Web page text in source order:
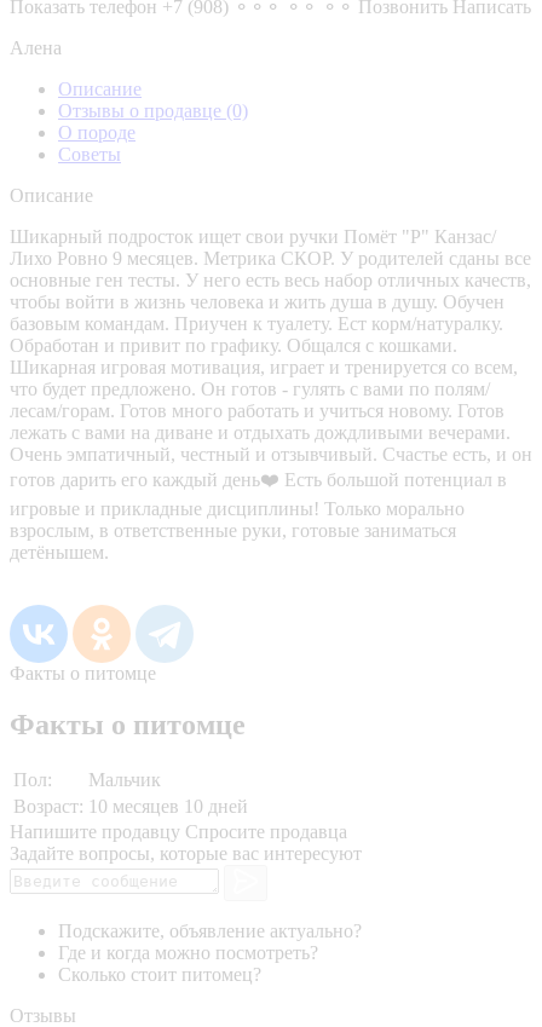
Показать телефон +7 (908) ⚬⚬⚬ ⚬⚬ ⚬⚬ Позвонить Написать
Алена
Описание
Отзывы о продавце (0)
О породе
Советы
Описание
Шикарный подросток ищет свои ручки Помёт "Р" Канзас/
Лихо Ровно 9 месяцев. Метрика СКОР. У родителей сданы все
основные ген тесты. У него есть весь набор отличных качеств,
чтобы войти в жизнь человека и жить душа в душу. Обучен
базовым командам. Приучен к туалету. Ест корм/натуралку.
Обработан и привит по графику. Общался с кошками.
Шикарная игровая мотивация, играет и тренируется со всем,
что будет предложено. Он готов - гулять с вами по полям/
лесам/горам. Готов много работать и учиться новому. Готов
лежать с вами на диване и отдыхать дождливыми вечерами.
Очень эмпатичный, честный и отзывчивый. Счастье есть, и он
готов дарить его каждый день❤️ Есть большой потенциал в
игровые и прикладные дисциплины! Только морально
взрослым, в ответственные руки, готовые заниматься
детёнышем.
Факты о питомце
Факты о питомце
Пол:
Мальчик
Возраст: 10 месяцев 10 дней
Напишите продавцу Спросите продавца
Задайте вопросы, которые вас интересуют
Подскажите, объявление актуально?
Где и когда можно посмотреть?
Сколько стоит питомец?
Отзывы